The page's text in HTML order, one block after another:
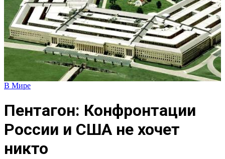
В Мире
Пентагон: Конфронтации
России и США не хочет
никто